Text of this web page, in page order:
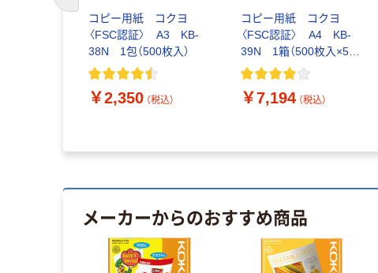
コピー用紙 コクヨ
〈FSC認証〉 A3 KB-
38N 1包（500枚入）
￥2,350 （税込）
コピー用紙 コクヨ
〈FSC認証〉 A4 KB-
39N 1箱（500枚入×5
包）
￥7,194 （税込）
前のスライドへ
メーカーからのおすすめ商品